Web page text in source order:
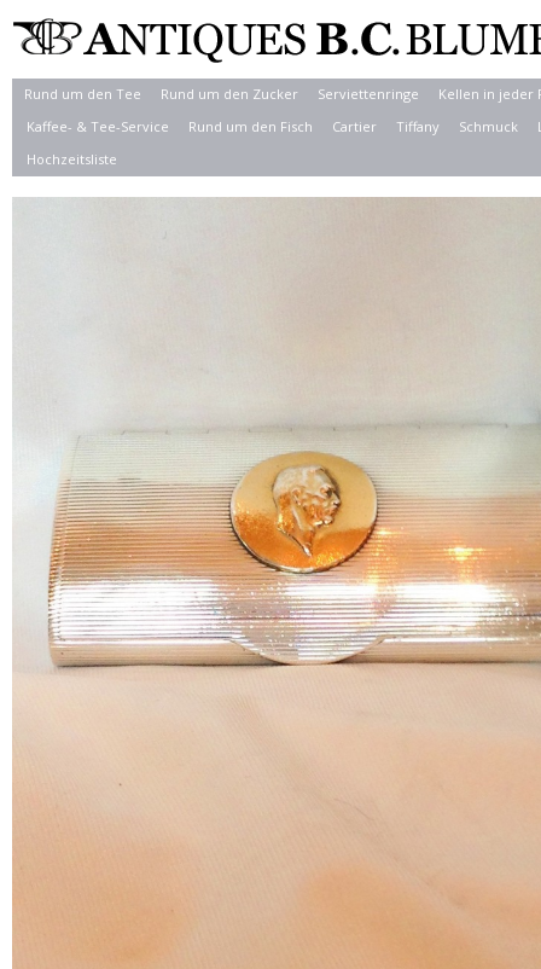
Rund um den Tee Rund um den Zucker Serviettenringe
Kellen in jeder
Kaffee- & Tee-Service
Rund um den Fisch Cartier Tiffany Schmuck
Hochzeitsliste